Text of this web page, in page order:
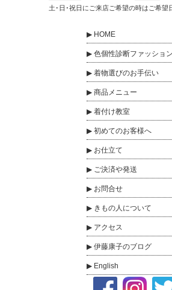
土･日･祝日にご来店ご希望の時はご希望
HOME
色個性診断ファッション
着物選びのお手伝い
商品メニュー
着付け教室
初めてのお客様へ
お仕立て
ご決済や発送
お問合せ
きもの人について
アクセス
伊藤康子のブログ
English